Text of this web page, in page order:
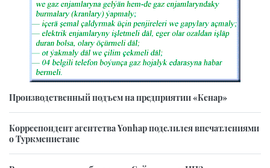
Производственный подъем на предприятии «Кенар»
Корреспондент агентства Yonhap поделился впечатлениями
о Туркменистане